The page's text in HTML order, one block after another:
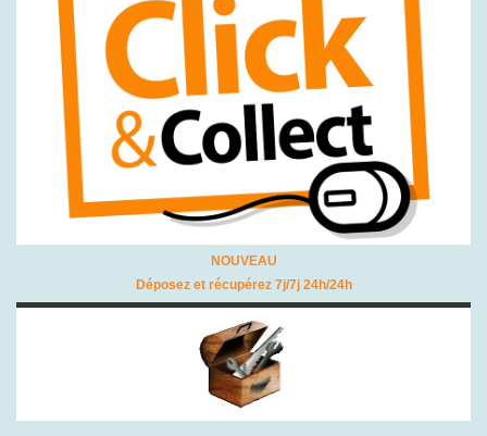
NOUVEAU
Déposez et récupérez 7j/7j 24h/24h